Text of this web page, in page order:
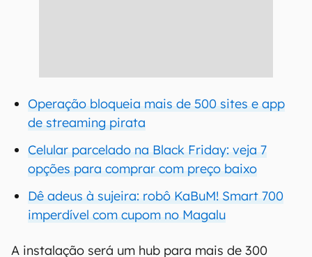
Operação bloqueia mais de 500 sites e app
de streaming pirata
Celular parcelado na Black Friday: veja 7
opções para comprar com preço baixo
Dê adeus à sujeira: robô KaBuM! Smart 700
imperdível com cupom no Magalu
A instalação será um hub para mais de 300